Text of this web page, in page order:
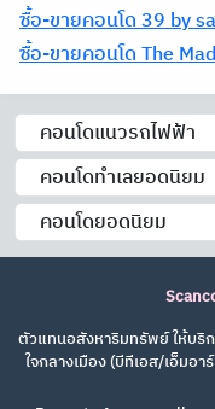
ซื้อ-ขายคอนโด 39 by
ซื้อ-ขายคอนโด The
คอนโดแนวรถไฟฟ้า
คอนโดทำเลยอดนิยม
คอนโดยอดนิยม
ตัวแทนอสังหาริมทรัพย์ ให้บริก
ใจกลางเมือง (บีทีเอส/เอ็มอ